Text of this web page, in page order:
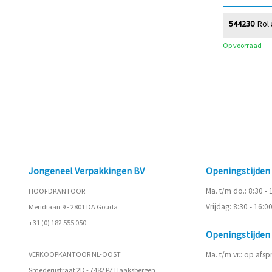
Rol
544230
Op voorraad
Jongeneel Verpakkingen BV
HOOFDKANTOOR
Meridiaan 9 - 2801 DA Gouda
+31 (0) 182 555 050
VERKOOPKANTOOR NL-OOST
Smederijstraat 2D - 7482 PZ Haaksbergen
Openingstijden
Ma. t/m do.: 8:30 -
Vrijdag: 8:30 -
Ma. t/m vr.: op